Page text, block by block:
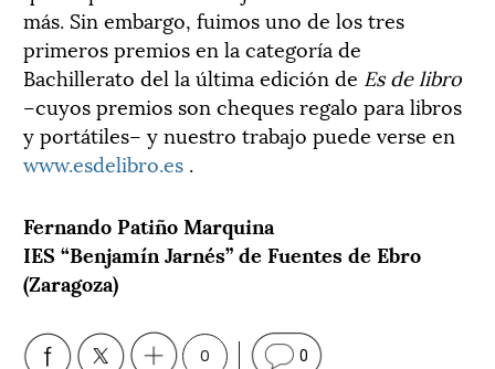
más. Sin embargo, fuimos uno de los tres
primeros premios en la categoría de
Bachillerato del la última edición de Es de libro
–cuyos premios son cheques regalo para libros
y portátiles– y nuestro trabajo puede verse en
www.esdelibro.es .
Fernando Patiño Marquina
IES “Benjamín Jarnés” de Fuentes de Ebro
(Zaragoza)
0 0